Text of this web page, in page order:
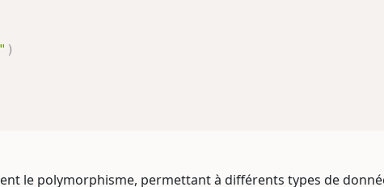
)
le polymorphisme, permettant à différents types de